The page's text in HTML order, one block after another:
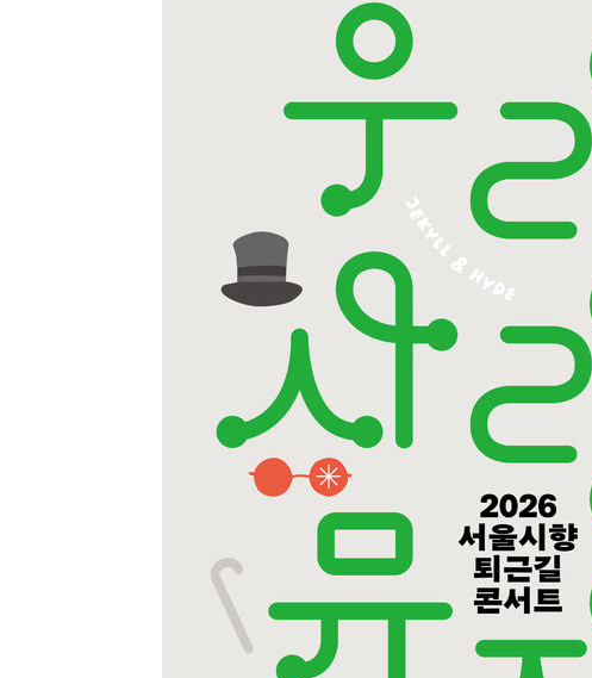
이강인 "아틀레티코 이적 기뻐…등번호 7번 의미보단 팀 위해 뛸
[속보]與 당대표 경선, 제주·인천 권리당원 투표 김민석 승리
낮 최고 35도 '무더위'…동해안 시간당 30㎜ '강한 비'[내일날씨]
[속보]이강인 "감독님이 원하는 마음 느꼈고, 많은 트로피 원해 아틀
온열질환 사망자 3명 늘어…누적 환자 3000명 돌파
강릉에 시간당 81.4㎜ 물폭탄…도로 잠기고 담벼락 붕괴
백운산서 80년근 천종산삼 9뿌리 발견…감정가 1.3억원
선재도서 해루질 나섰다 실종 60대, 닷새 만에 숨진 채 발견
남자 농구, 나고야 아시안게임서 '홈팀' 일본과 한일전
여수 오동도 해상서 모터보트 전복…1명 사망·1명 실종
극한폭염 한풀 꺾이지만…'낮 최고 35도' 무더위, 열대야 계속[다음주
축구협회 "압수수색·성접대 논란 사과…쇄신의 기회로 삼겠다"
[속보]'압수수색·성접대 논란' 축구협회 "실망과 걱정 안겨드려 죄송"
'최고 37도' 폭염 지속…강원동해안 최대 150㎜ 비
[속보]뉴욕증시 상승 마감…S&P 0.6% 나스닥 1.3%↑